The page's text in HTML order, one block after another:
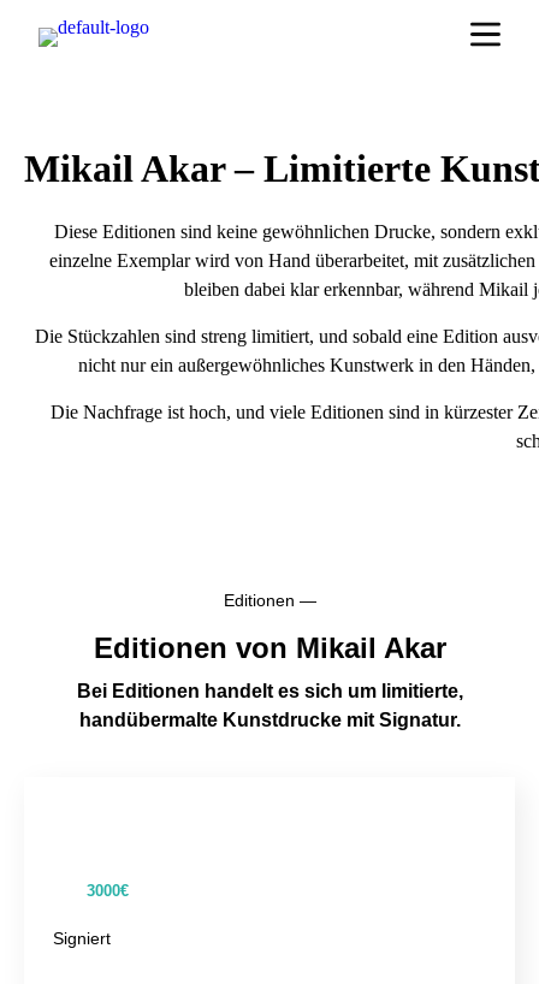
Mikail Akar – Limitierte
Diese Editionen sind keine gewöhnlichen Drucke, sondern
einzelne Exemplar wird von Hand überarbeitet, mit
bleiben dabei klar erkennbar, während Mikail
Die Stückzahlen sind streng limitiert, und sobald eine Edition
nicht nur ein außergewöhnliches Kunstwerk in den
Die Nachfrage ist hoch, und viele Editionen sind in kürzester
Editionen —
Editionen von Mikail Akar
Bei Editionen handelt es sich um limitierte,
handübermalte Kunstdrucke mit Signatur.
3000€
Signiert